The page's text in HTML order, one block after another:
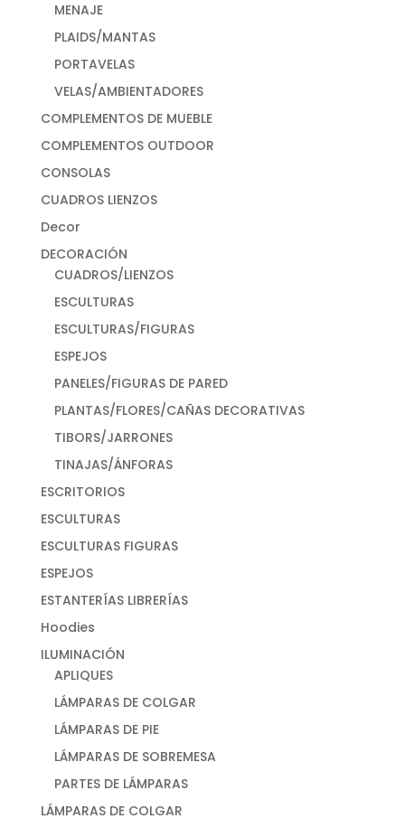
MENAJE
PLAIDS/MANTAS
PORTAVELAS
VELAS/AMBIENTADORES
COMPLEMENTOS DE MUEBLE
COMPLEMENTOS OUTDOOR
CONSOLAS
CUADROS LIENZOS
Decor
DECORACIÓN
CUADROS/LIENZOS
ESCULTURAS
ESCULTURAS/FIGURAS
ESPEJOS
PANELES/FIGURAS DE PARED
PLANTAS/FLORES/CAÑAS DECORATIVAS
TIBORS/JARRONES
TINAJAS/ÁNFORAS
ESCRITORIOS
ESCULTURAS
ESCULTURAS FIGURAS
ESPEJOS
ESTANTERÍAS LIBRERÍAS
Hoodies
ILUMINACIÓN
APLIQUES
LÁMPARAS DE COLGAR
LÁMPARAS DE PIE
LÁMPARAS DE SOBREMESA
PARTES DE LÁMPARAS
LÁMPARAS DE COLGAR